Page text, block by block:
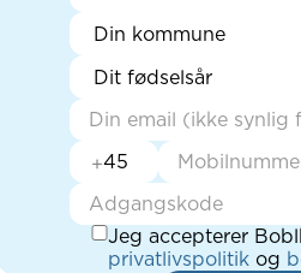
+
Jeg accepterer
privatlivspolitik og